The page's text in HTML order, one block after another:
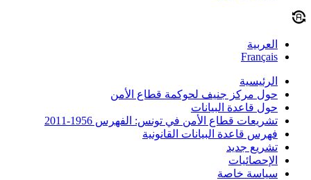
العربية
Français
الرئيسية
حول مركز جنيف لحوكمة قطاع الأمن
حول قاعدة البيانات
تشريعات قطاع الأمن في تونس: الفهرس 1956-2011
فهرس قاعدة البيانات القانونية
تشريع جديد
الإحصائيات
سياسة خاصة